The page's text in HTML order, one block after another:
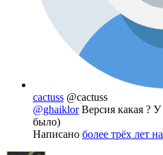
cactuss @cactuss
@ghaiklorВерсия какая ?
было)
Написано более трёх лет